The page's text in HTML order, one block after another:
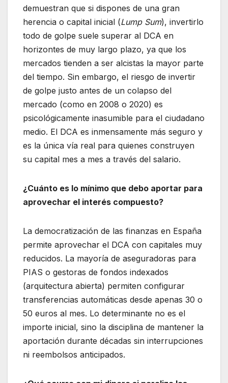
demuestran que si dispones de una gran
herencia o capital inicial (Lump Sum), invertirlo
todo de golpe suele superar al DCA en
horizontes de muy largo plazo, ya que los
mercados tienden a ser alcistas la mayor parte
del tiempo. Sin embargo, el riesgo de invertir
de golpe justo antes de un colapso del
mercado (como en 2008 o 2020) es
psicológicamente inasumible para el ciudadano
medio. El DCA es inmensamente más seguro y
es la única vía real para quienes construyen
su capital mes a mes a través del salario.
¿Cuánto es lo mínimo que debo aportar para
aprovechar el interés compuesto?
La democratización de las finanzas en España
permite aprovechar el DCA con capitales muy
reducidos. La mayoría de aseguradoras para
PIAS o gestoras de fondos indexados
(arquitectura abierta) permiten configurar
transferencias automáticas desde apenas 30 o
50 euros al mes. Lo determinante no es el
importe inicial, sino la disciplina de mantener la
aportación durante décadas sin interrupciones
ni reembolsos anticipados.